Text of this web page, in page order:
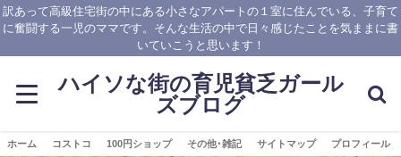
訳あって高級住宅街の中にある小さなアパートの１室に住んでいる、子育て
に奮闘する一児のママです。そんな生活の中で日々感じたことを気ままに書
いていこうと思います！
ハイソな街の育児貧乏ガール
ズブログ
ホーム コストコ 100円ショップ その他･雑記 サイトマップ プロフィール